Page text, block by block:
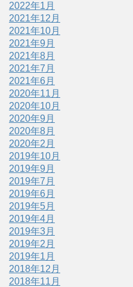
2022年1月
2021年12月
2021年10月
2021年9月
2021年8月
2021年7月
2021年6月
2020年11月
2020年10月
2020年9月
2020年8月
2020年2月
2019年10月
2019年9月
2019年7月
2019年6月
2019年5月
2019年4月
2019年3月
2019年2月
2019年1月
2018年12月
2018年11月